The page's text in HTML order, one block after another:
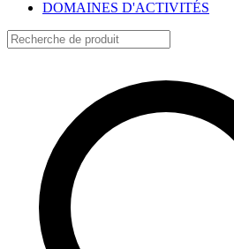
DOMAINES D'ACTIVITÉS